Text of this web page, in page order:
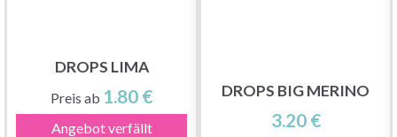
DROPS LIMA
Preis ab 1.80 €
Angebot verfällt
DROPS BIG MERINO
3.20 €